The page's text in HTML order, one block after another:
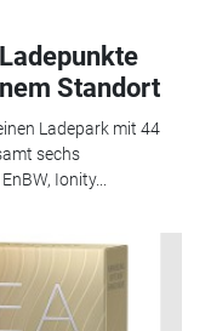
Standort
Ladepark mit 44
sechs
Ionity...